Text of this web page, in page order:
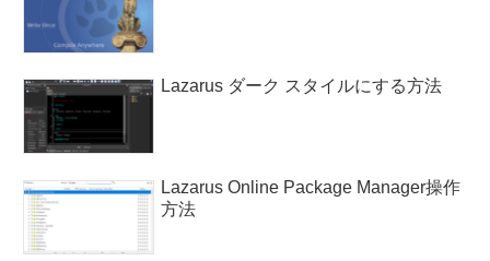
Lazarus ダーク スタイルにする方法
Lazarus Online Package Manager操作
方法